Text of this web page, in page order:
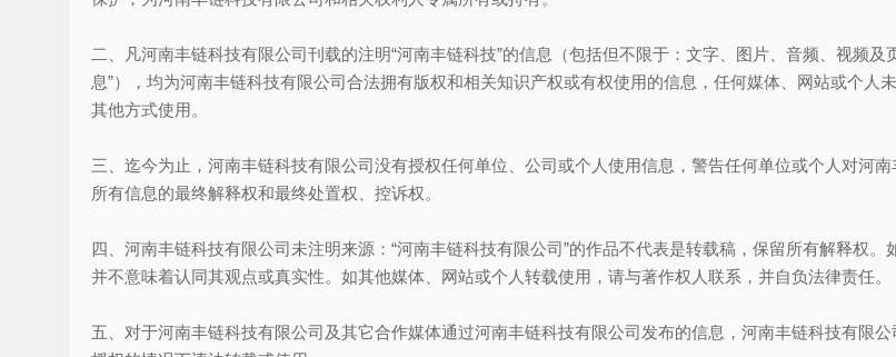
二、凡河南丰链科技有限公司刊载的注明“河南丰链科技”的信息（包括但不限于：文字、图片、音频、视频
息”），均为河南丰链科技有限公司合法拥有版权和相关知识产权或有权使用的信息，任何媒体、网站或个
其他方式使用。
三、迄今为止，河南丰链科技有限公司没有授权任何单位、公司或个人使用信息，警告任何单位或个人对河
所有信息的最终解释权和最终处置权、控诉权。
四、河南丰链科技有限公司未注明来源：“河南丰链科技有限公司”的作品不代表是转载稿，保留所有解释权
并不意味着认同其观点或真实性。如其他媒体、网站或个人转载使用，请与著作权人联系，并自负法律责任。
五、对于河南丰链科技有限公司及其它合作媒体通过河南丰链科技有限公司发布的信息，河南丰链科技有限